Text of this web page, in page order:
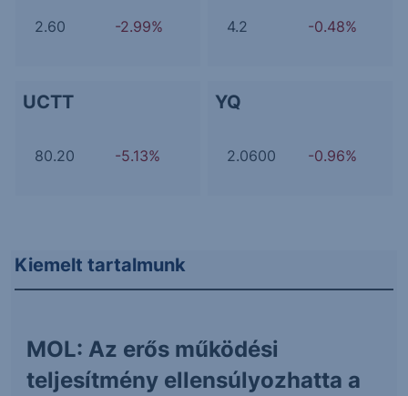
2.60 -2.99% 4.2 -0.48%
UCTT
80.20 -5.13%
YQ
2.0600 -0.96%
Kiemelt tartalmunk
MOL: Az erős működési
teljesítmény ellensúlyozhatta a